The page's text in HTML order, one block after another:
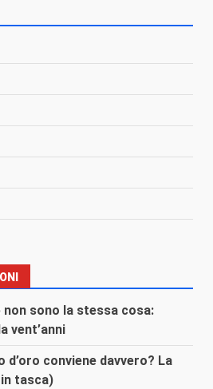
non sono la stessa cosa:
vent’anni
conviene davvero? La
tasca)